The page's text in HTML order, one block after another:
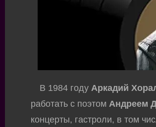
В 1984 годуАркадий
работать с поэтомАндреем
концерты, гастроли, в том